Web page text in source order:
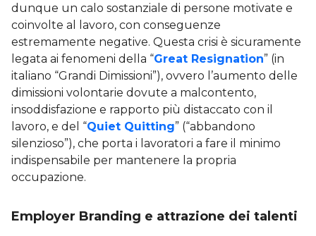
dunque un calo sostanziale di persone motivate e
coinvolte al lavoro, con conseguenze
estremamente negative. Questa crisi è sicuramente
legata ai fenomeni della “Great Resignation” (in
italiano “Grandi Dimissioni”), ovvero l’aumento delle
dimissioni volontarie dovute a malcontento,
insoddisfazione e rapporto più distaccato con il
lavoro, e del “Quiet Quitting” (“abbandono
silenzioso”), che porta i lavoratori a fare il minimo
indispensabile per mantenere la propria
occupazione.
Employer Branding e attrazione dei talenti